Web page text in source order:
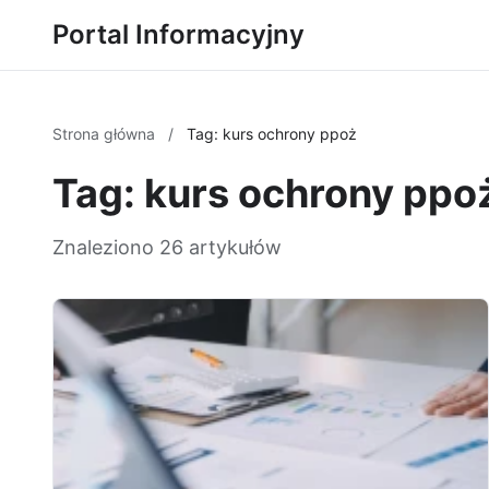
Portal Informacyjny
Strona główna / Tag: kurs ochrony ppoż
Tag: kurs ochrony
Znaleziono 26 artykułów